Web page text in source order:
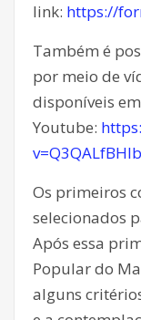
link: https://
Também é
por meio de
disponíveis
Youtube:
Os primeiros
selecionados
Após essa
Popular do
alguns